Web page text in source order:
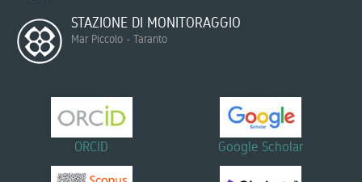
STAZIONE DI MONITORAGGIO
Mar Piccolo - Taranto
ORCID Google Scholar